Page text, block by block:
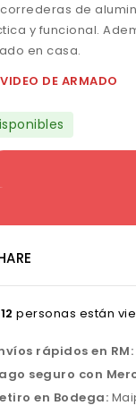
de
y funcional.
en casa.
DE ARMADO
12 personas están
rápidos en RM:
seguro con
en Bodega: